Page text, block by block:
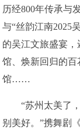
历经800年传承与
与“丝韵江南2025
的吴江文旅盛宴，
馆、焕新回归的
馆……
“苏州太美了，
别美好。”携舞剧